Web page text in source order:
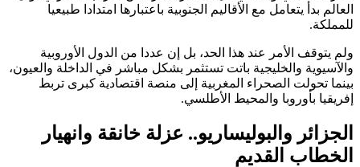
العالم بدأ يتعامل مع الأقاليم الجنوبية باعتبارها امتدادا طبيعيا
للمملكة.
ولم يتوقف الأمر عند هذا الحد، بل إن عددا من الدول الأوروبية
والآسيوية والخليجية باتت تستثمر بشكل مباشر في الداخلة والعيون،
بينما تحولت الصحراء المغربية إلى منصة اقتصادية كبرى تربط
إفريقيا بأوروبا والمحيط الأطلسي.
الجزائر والبوليساريو.. عزلة خانقة وانهيار
الخطاب القديم